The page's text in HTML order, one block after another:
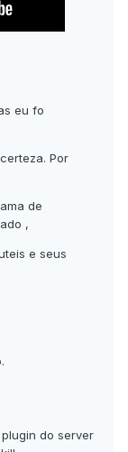
eu fo
Por
de
,
e seus
do server